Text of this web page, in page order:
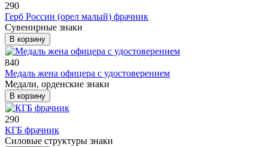
290
Герб России (орел малый) фрачник
Сувенирные знаки
В корзину
840
Медаль жена офицера с удостоверением
Медали, орденские знаки
В корзину
290
КГБ фрачник
Силовые структуры знаки